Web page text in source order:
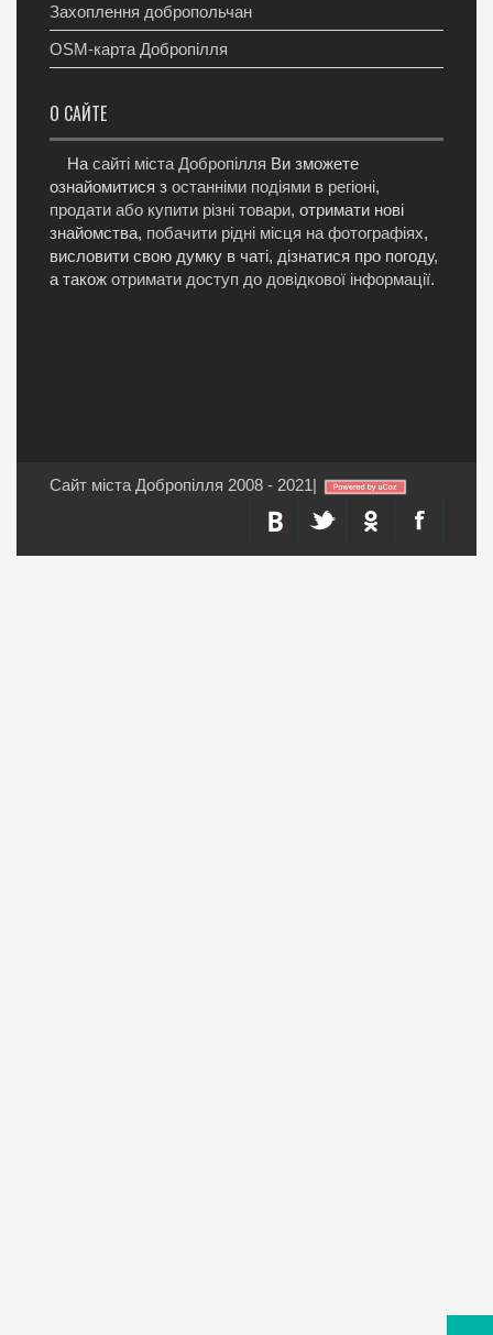
Захоплення добропольчан
OSM-карта Добропілля
О САЙТЕ
На сайті міста Добропілля Ви зможете
ознайомитися з останніми подіями в регіоні,
продати або купити різні товари, отримати нові
знайомства, побачити рідні місця на фотографіях,
висловити свою думку в чаті, дізнатися про погоду,
а також отримати доступ до довідкової інформації.
Сайт міста Добропілля 2008 - 2021|